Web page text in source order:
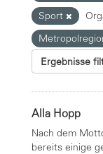
Sport
Ergebnisse
Alla Hopp
Nach dem
bereits einige